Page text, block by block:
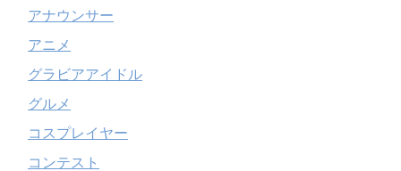
アナウンサー
アニメ
グラビアアイドル
グルメ
コスプレイヤー
コンテスト